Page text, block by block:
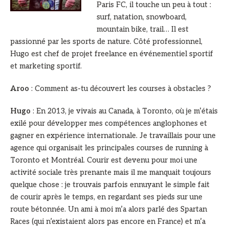
Paris FC, il touche un peu à tout :
surf, natation, snowboard,
mountain bike, trail… Il est
passionné par les sports de nature. Côté professionnel,
Hugo est chef de projet freelance en événementiel sportif
et marketing sportif.
Aroo : Comment as-tu découvert les courses à obstacles ?
Hugo : En 2013, je vivais au Canada, à Toronto, où je m’étais
exilé pour développer mes compétences anglophones et
gagner en expérience internationale. Je travaillais pour une
agence qui organisait les principales courses de running à
Toronto et Montréal. Courir est devenu pour moi une
activité sociale très prenante mais il me manquait toujours
quelque chose : je trouvais parfois ennuyant le simple fait
de courir après le temps, en regardant ses pieds sur une
route bétonnée. Un ami à moi m’a alors parlé des Spartan
Races (qui n’existaient alors pas encore en France) et m’a